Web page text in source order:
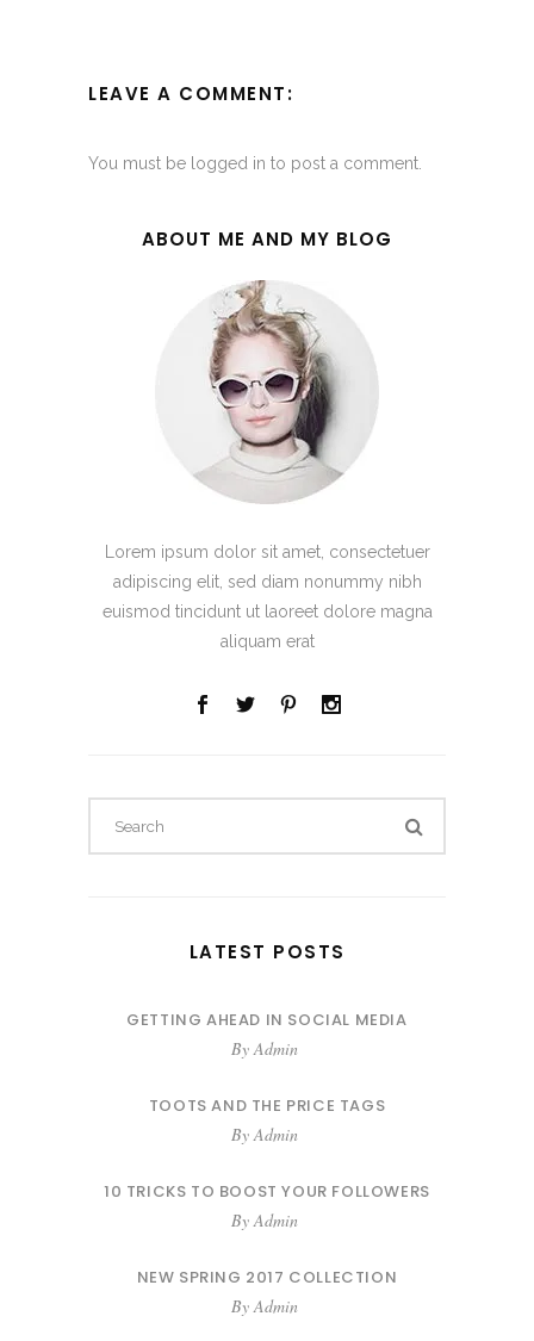
LEAVE A COMMENT:
You must be logged in to post a comment.
ABOUT ME AND MY BLOG
Lorem ipsum dolor sit amet, consectetuer
adipiscing elit, sed diam nonummy nibh
euismod tincidunt ut laoreet dolore magna
aliquam erat
LATEST POSTS
GETTING AHEAD IN SOCIAL MEDIA
ByAdmin
TOOTS AND THE PRICE TAGS
ByAdmin
10 TRICKS TO BOOST YOUR FOLLOWERS
ByAdmin
NEW SPRING 2017 COLLECTION
ByAdmin